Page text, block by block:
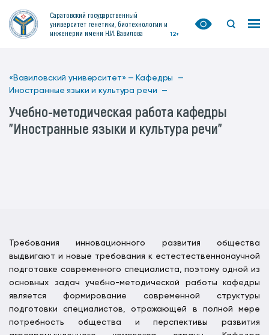
Саратовский государственный
университет генетики, биотехнологии и
инженерии имени Н.И. Вавилова
12+
«Вавиловский университет» — Кафедры —
Иностранные языки и культура речи —
Учебно-методическая работа кафедры
"Иностранные языки и культура речи"
Требования инновационного развития общества
выдвигают и новые требования к естестественнонаучной
подготовке современного специалиста, поэтому одной из
основных задач учебно-методической работы кафедры
является формирование современной структуры
подготовки специалистов, отражающей в полной мере
потребность общества и перспективы развития